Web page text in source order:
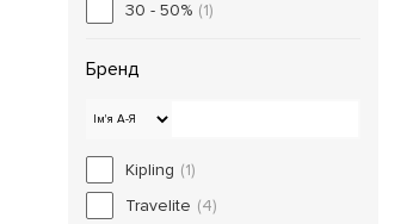
30 - 50% (1)
Бренд
Kipling (1)
Travelite (4)